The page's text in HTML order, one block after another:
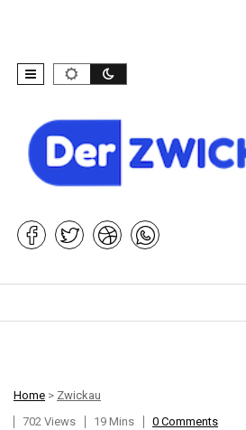
Home > Zwickau
702 Views
19 Mins 0 Comments